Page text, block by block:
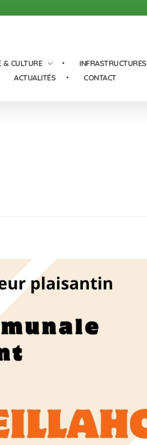
& CULTURE INFRASTRUCTURES
ACTUALITÉS CONTACT